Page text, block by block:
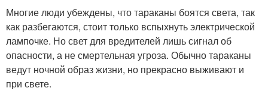
Многие люди убеждены, что тараканы боятся света, так
как разбегаются, стоит только вспыхнуть электрической
лампочке. Но свет для вредителей лишь сигнал об
опасности, а не смертельная угроза. Обычно тараканы
ведут ночной образ жизни, но прекрасно выживают и
при свете.